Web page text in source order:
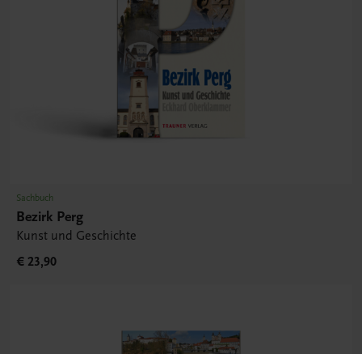
Sachbuch
Bezirk Perg
Kunst und Geschichte
€ 23,90